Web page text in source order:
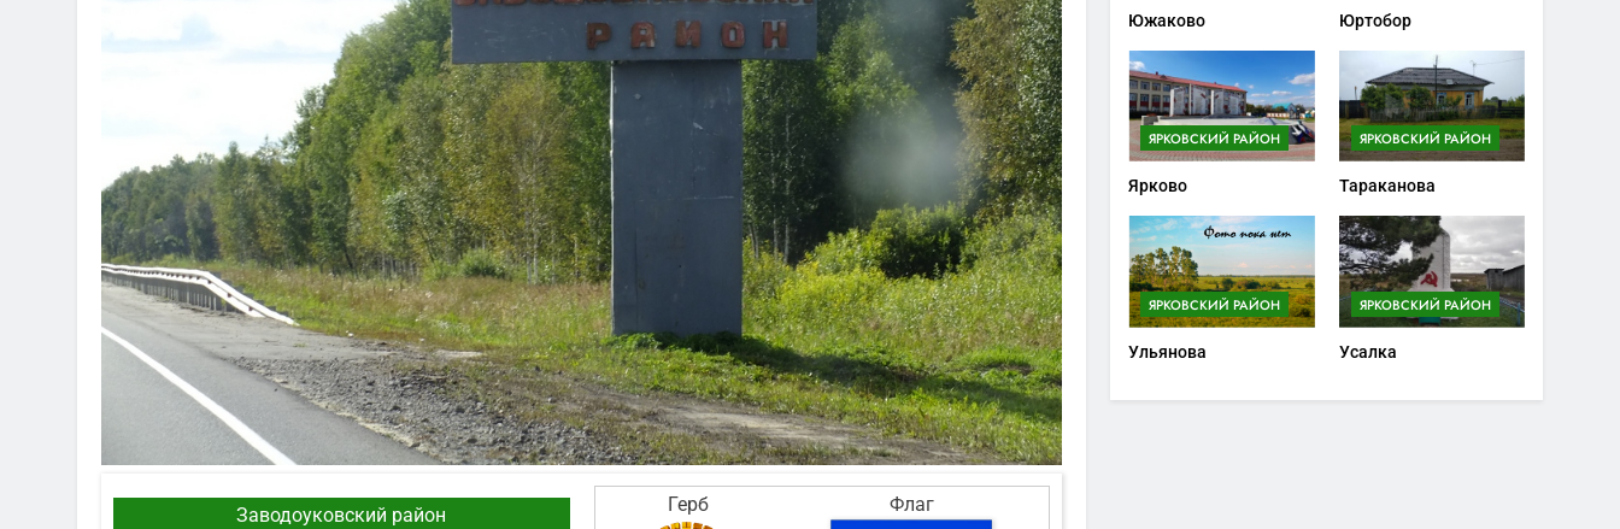
Заводоуковский район Герб Флаг
Южаково Юртобор
ЯРКОВСКИЙ РАЙОН
Ярково
ЯРКОВСКИЙ РАЙОН
Тараканова
ЯРКОВСКИЙ РАЙОН
Ульянова
ЯРКОВСКИЙ РАЙОН
Усалка